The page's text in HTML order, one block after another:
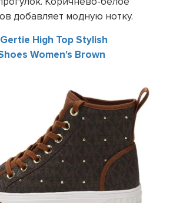
добавляет модную нотку.
Gertie High Top Stylish
Women's Brown